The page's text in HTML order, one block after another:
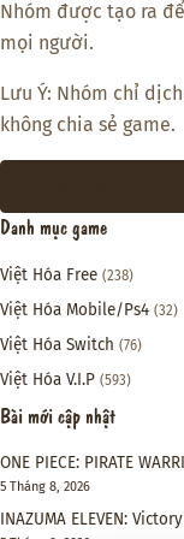
Nhóm được tạo ra
mọi người.
Lưu Ý: Nhóm chỉ
không chia sẻ game.
Danh mục game
Việt Hóa Free (238)
Việt Hóa Mobile/Ps4 (32)
Việt Hóa Switch (76)
Việt Hóa V.I.P (593)
Bài mới cập nhật
ONE PIECE: PIRATE
5 Tháng 8, 2026
INAZUMA ELEVEN: